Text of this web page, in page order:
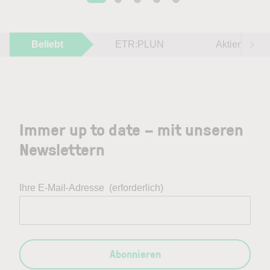
Beliebt ETR:PLUN Aktien im
Immer up to date – mit unseren
Newslettern
Ihre E-Mail-Adresse (erforderlich)
Abonnieren